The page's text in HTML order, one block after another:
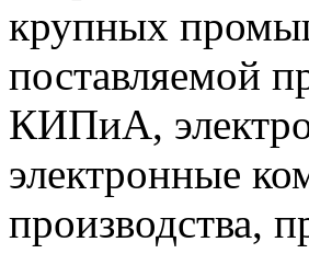
крупных
поставляемой
КИПиА,
электронные
производства,